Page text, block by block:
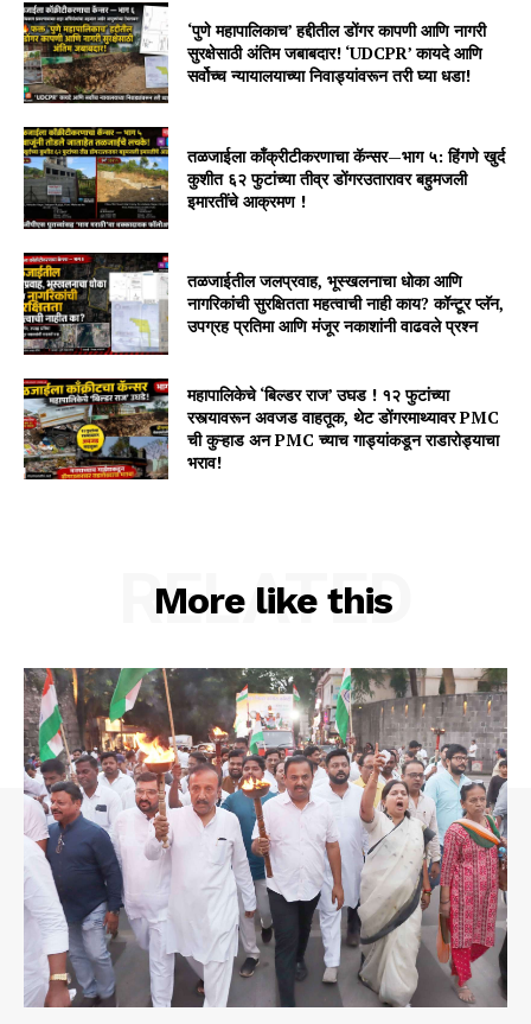
‘पुणे महापालिकाच’ हद्दीतील डोंगर कापणी आणि नागरी
सुरक्षेसाठी अंतिम जबाबदार! ‘UDCPR’ कायदे आणि
सर्वोच्च न्यायालयाच्या निवाड्यांवरून तरी घ्या धडा!
तळजाईला काँक्रीटीकरणाचा कॅन्सर—भाग ५: हिंगणे खुर्द
कुशीत ६२ फुटांच्या तीव्र डोंगरउतारावर बहुमजली
इमारतींचे आक्रमण !
तळजाईतील जलप्रवाह, भूस्खलनाचा धोका आणि
नागरिकांची सुरक्षितता महत्वाची नाही काय? कॉन्टूर प्लॅन,
उपग्रह प्रतिमा आणि मंजूर नकाशांनी वाढवले प्रश्न
महापालिकेचे ‘बिल्डर राज’ उघड ! १२ फुटांच्या
रस्त्यावरून अवजड वाहतूक, थेट डोंगरमाथ्यावर PMC
ची कुऱ्हाड अन PMC च्याच गाड्यांकडून राडारोड्याचा
भराव!
More like this
RELATED